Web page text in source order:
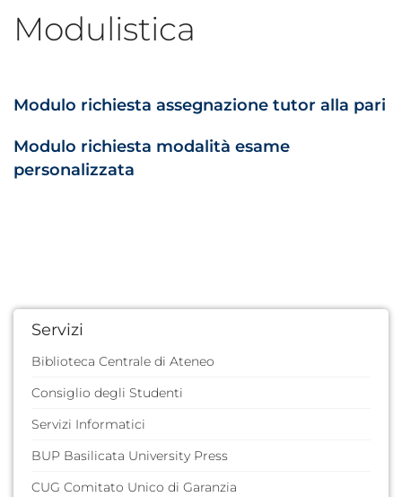
Modulistica
Modulo richiesta assegnazione tutor alla pari
Modulo richiesta modalità esame
personalizzata
Servizi
Biblioteca Centrale di Ateneo
Consiglio degli Studenti
Servizi Informatici
BUP Basilicata University Press
CUG Comitato Unico di Garanzia